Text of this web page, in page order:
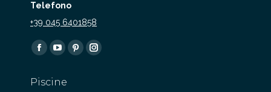
Telefono
+39 045 6401858
Find us on:
Facebook
opens
YouTube
opens
PinterestInstagram
Piscine